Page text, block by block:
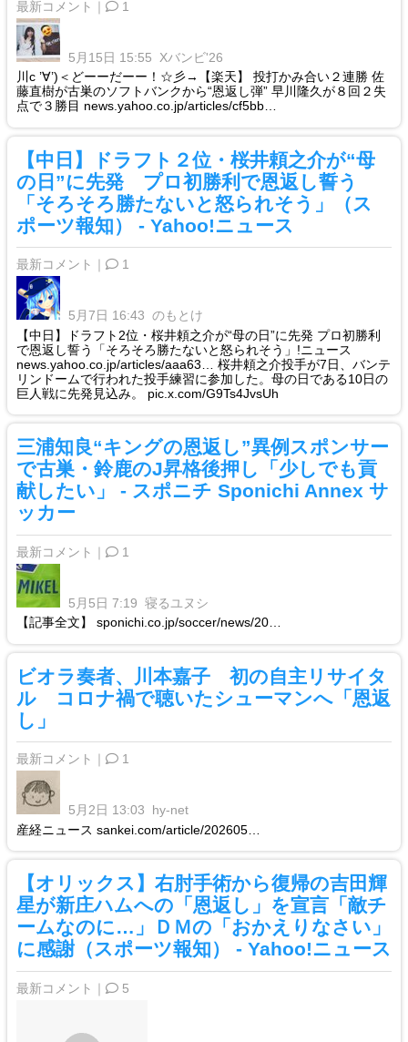
最新コメント｜ 1
5月15日 15:55
Xバンビ'26
川c ’∀’)＜どーーだーー！☆彡→【楽天】 投打かみ合い２連勝 佐
藤直樹が古巣のソフトバンクから“恩返し弾” 早川隆久が８回２失
点で３勝目 news.yahoo.co.jp/articles/cf5bb…
【中日】ドラフト２位・桜井頼之介が“母
の日”に先発 プロ初勝利で恩返し誓う
「そろそろ勝たないと怒られそう」（ス
ポーツ報知） - Yahoo!ニュース
最新コメント｜ 1
5月7日 16:43 のもとけ
【中日】ドラフト2位・桜井頼之介が“母の日”に先発 プロ初勝利
で恩返し誓う「そろそろ勝たないと怒られそう」!ニュース
news.yahoo.co.jp/articles/aaa63… 桜井頼之介投手が7日、バンテ
リンドームで行われた投手練習に参加した。母の日である10日の
巨人戦に先発見込み。 pic.x.com/G9Ts4JvsUh
三浦知良“キングの恩返し”異例スポンサー
で古巣・鈴鹿のJ昇格後押し「少しでも貢
献したい」 - スポニチ Sponichi Annex サ
ッカー
最新コメント｜ 1
5月5日 7:19 寝るユヌシ
【記事全文】 sponichi.co.jp/soccer/news/20…
ビオラ奏者、川本嘉子 初の自主リサイタ
ル コロナ禍で聴いたシューマンへ「恩返
し」
最新コメント｜ 1
5月2日 13:03
hy-net
産経ニュース sankei.com/article/202605…
【オリックス】右肘手術から復帰の吉田輝
星が新庄ハムへの「恩返し」を宣言「敵チ
ームなのに…」ＤＭの「おかえりなさい」
に感謝（スポーツ報知） - Yahoo!ニュース
最新コメント｜ 5